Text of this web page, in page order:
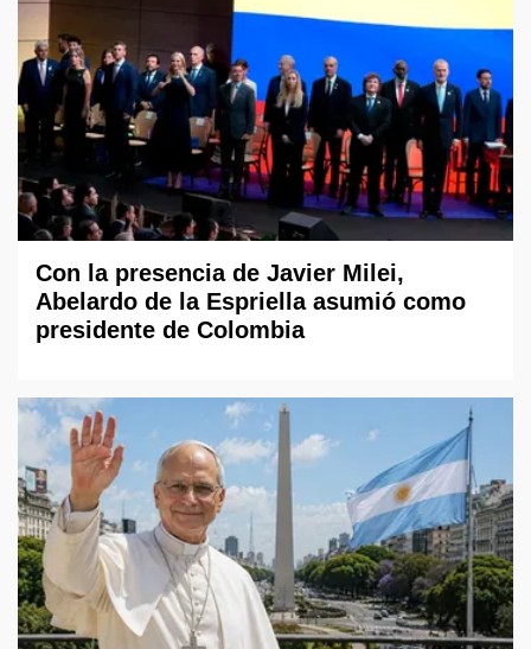
Con la presencia de Javier Milei,
Abelardo de la Espriella asumió como
presidente de Colombia